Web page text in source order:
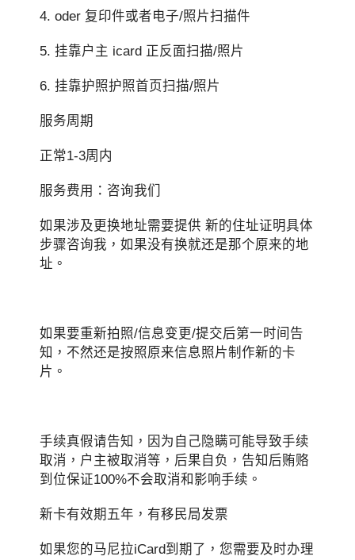
4. oder 复印件或者电子/照片扫描件
5. 挂靠户主 icard 正反面扫描/照片
6. 挂靠护照护照首页扫描/照片
服务周期
正常1-3周内
服务费用：咨询我们
如果涉及更换地址需要提供 新的住址证明具体
步骤咨询我，如果没有换就还是那个原来的地
址。
如果要重新拍照/信息变更/提交后第一时间告
知，不然还是按照原来信息照片制作新的卡
片。
手续真假请告知，因为自己隐瞒可能导致手续
取消，户主被取消等，后果自负，告知后贿赂
到位保证100%不会取消和影响手续。
新卡有效期五年，有移民局发票
如果您的马尼拉iCard到期了，您需要及时办理